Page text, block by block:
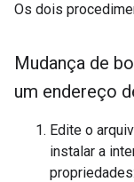
Os dois
Mudança de
um endereço
Edite o
instalar a
propriedades: